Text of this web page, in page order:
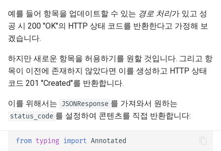
쿠키 매개변수
헤더 매개변수
쿠키 매개변수 모델
헤더 매개변수 모델
응답 모델 - 반환 타입
추가 모델
이전 403 인증 오류 상태 코드
사용하기
Response class
File, HTML, Redirect,
Streaming, etc.
Server-Sent Events -
EventSourceResponse and
ServerSentEvent
Middleware
예를 들어 항목을 업데이트할 수 있는 경로 처리가 있고 성
공 시 200 "OK"의 HTTP 상태 코드를 반환한다고 가정해 보
겠습니다.
하지만 새로운 항목을 허용하기를 원할 것입니다. 그리고 항
목이 이전에 존재하지 않았다면 이를 생성하고 HTTP 상태
코드 201 "Created"를 반환합니다.
이를 위해서는 JSONResponse 를 가져와서 원하는
status_code 를 설정하여 콘텐츠를 직접 반환합니다:
from typing import Annotated